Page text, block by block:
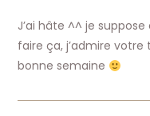
J’ai hâte ^^ je
faire ça, j’admire
bonne semaine